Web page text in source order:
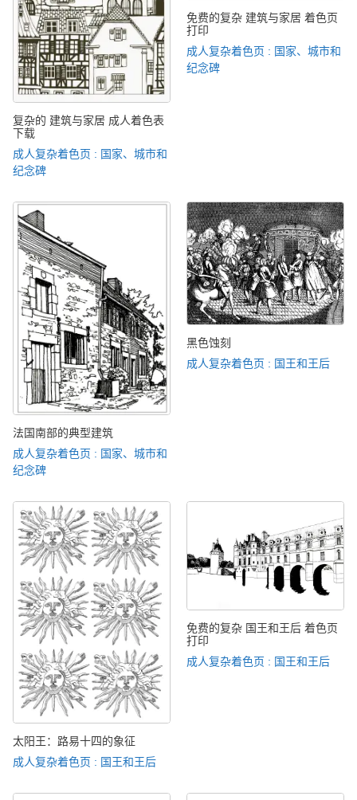
复杂的 建筑与家居 成人着色表
下载
成人复杂着色页 : 国家、城市和
纪念碑
免费的复杂 建筑与家居 着色页
打印
成人复杂着色页 : 国家、城市和
纪念碑
法国南部的典型建筑
成人复杂着色页 : 国家、城市和
纪念碑
黑色蚀刻
成人复杂着色页 : 国王和王后
太阳王：路易十四的象征
成人复杂着色页 : 国王和王后
免费的复杂 国王和王后 着色页
打印
成人复杂着色页 : 国王和王后